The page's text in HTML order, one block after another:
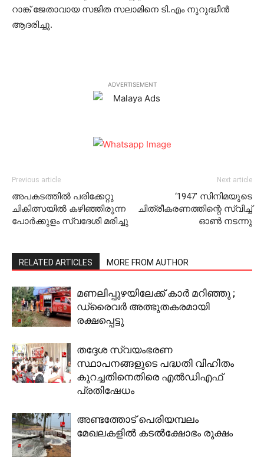
റാങ്ക് ജേതാവായ സജിത സലാമിനെ ടി.എം നുറുദ്ധീന്‍
ആദരിച്ചു.
ADVERTISEMENT
Previous article
അപകടത്തില്‍ പരിക്കേറ്റു
ചികിത്സയില്‍ കഴിഞ്ഞിരുന്ന
പോര്‍ക്കുളം സ്വദേശി മരിച്ചു
Next article
‘1947’ സിനിമയുടെ
ചിത്രീകരണത്തിന്റെ സ്വിച്ച്
ഓണ്‍ നടന്നു
RELATED ARTICLES MORE FROM AUTHOR
മണലിപ്പുഴയിലേക്ക് കാര്‍ മറിഞ്ഞു ;
ഡ്രൈവര്‍ അത്ഭുതകരമായി
രക്ഷപ്പെട്ടു
തദ്ദേശ സ്വയംഭരണ
സ്ഥാപനങ്ങളുടെ പദ്ധതി വിഹിതം
കുറച്ചതിനെതിരെ എൽഡിഎഫ്
പ്രതിഷേധം
അണ്ടത്തോട് പെരിയമ്പലം
മേഖലകളില്‍ കടല്‍ക്ഷോഭം രൂക്ഷം